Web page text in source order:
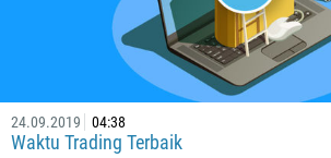
24.09.2019 04:38
Waktu Trading Terbaik